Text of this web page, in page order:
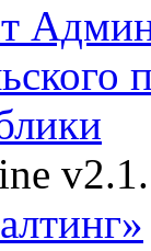
v2.1.